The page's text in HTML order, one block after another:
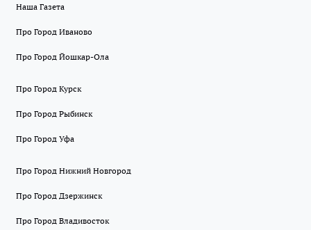
Наша Газета
Про Город Иваново
Про Город Йошкар-Ола
Про Город Курск
Про Город Рыбинск
Про Город Уфа
Про Город Нижний Новгород
Про Город Дзержинск
Про Город Владивосток